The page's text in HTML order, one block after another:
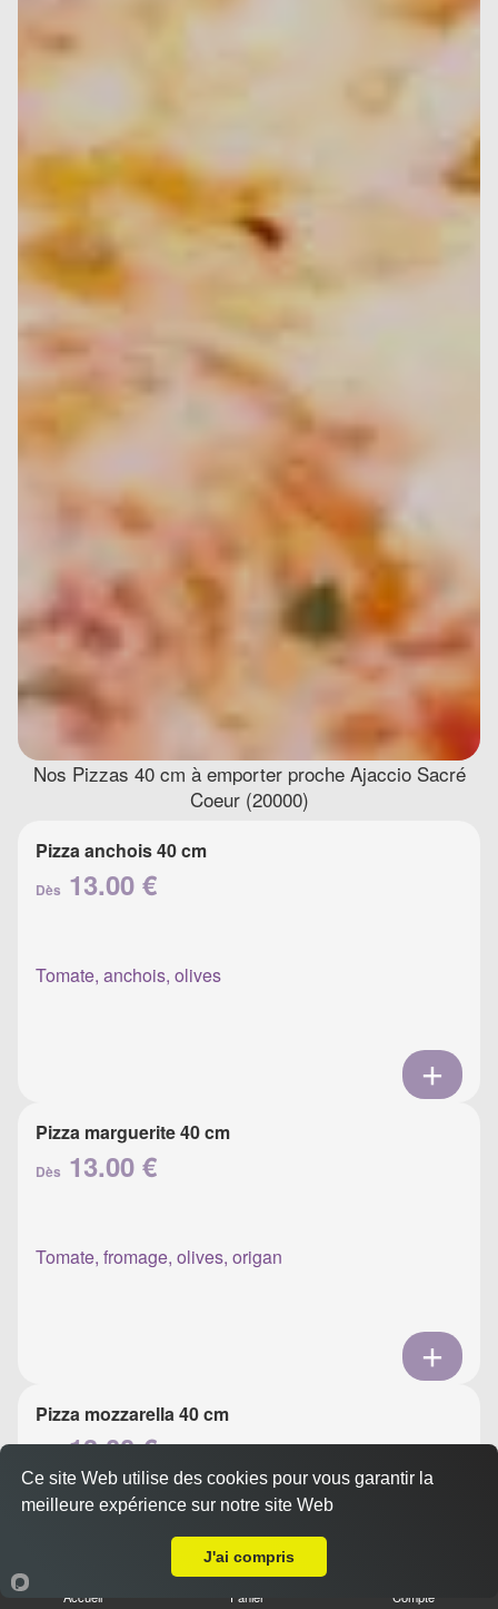
Nos Pizzas 40 cm à emporter proche Ajaccio Sacré
Coeur (20000)
Pizza anchois 40 cm
Dès 13.00 €
Tomate, anchois, olives
Pizza marguerite 40 cm
Dès 13.00 €
Tomate, fromage, olives, origan
Pizza mozzarella 40 cm
13.00 €
Tomate, mozzarella, olives, basilic
Accueil Panier Compte
Ce site Web utilise des cookies pour vous garantir la
meilleure expérience sur notre site Web
J'ai compris